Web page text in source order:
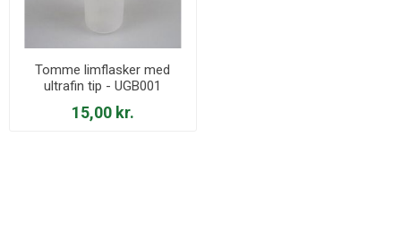
Tomme limflasker med
ultrafin tip - UGB001
15,00 kr.